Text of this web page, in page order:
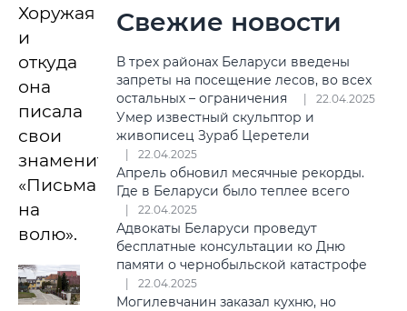
Хоружая
и
откуда
она
писала
свои
знаменитые
«Письма
на
волю».
Свежие новости
В трех районах Беларуси введены
запреты на посещение лесов, во всех
остальных – ограничения
22.04.2025
Умер известный скульптор и
живописец Зураб Церетели
22.04.2025
Апрель обновил месячные рекорды.
Где в Беларуси было теплее всего
22.04.2025
Адвокаты Беларуси проведут
бесплатные консультации ко Дню
памяти о чернобыльской катастрофе
22.04.2025
Могилевчанин заказал кухню, но